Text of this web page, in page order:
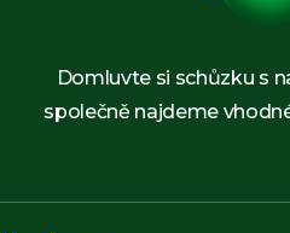
Domluvte si schůzku s
společně najdeme